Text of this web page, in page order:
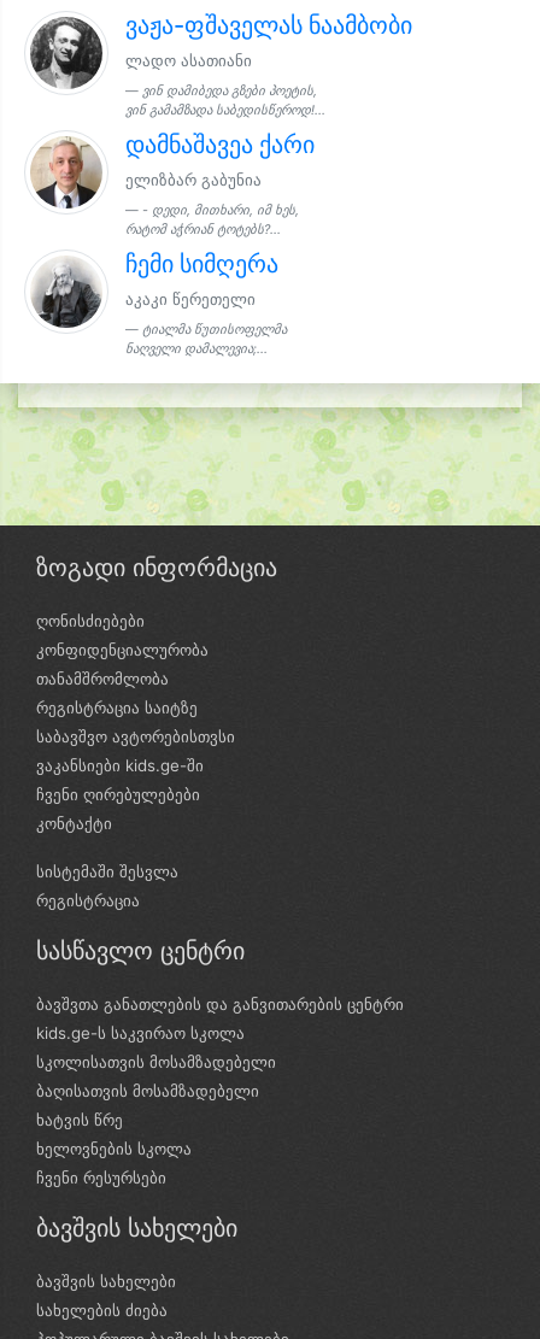
ვაჟა-ფშაველას ნაამბობი
ლადო ასათიანი
ვინ დამიბედა გზები პოეტის,
ვინ გამამზადა საბედისწეროდ!...
დამნაშავეა ქარი
ელიზბარ გაბუნია
- დედი, მითხარი, იმ ხეს,
რატომ აჭრიან ტოტებს?...
ჩემი სიმღერა
აკაკი წერეთელი
ტიალმა წუთისოფელმა
ნაღველი დამალევია;...
ზოგადი ინფორმაცია
ღონისძიებები
კონფიდენციალურობა
თანამშრომლობა
რეგისტრაცია საიტზე
საბავშვო ავტორებისთვსი
ვაკანსიები kids.ge-ში
ჩვენი ღირებულებები
კონტაქტი
სისტემაში შესვლა
რეგისტრაცია
სასწავლო ცენტრი
ბავშვთა განათლების და განვითარების ცენტრი
kids.ge-ს საკვირაო სკოლა
სკოლისათვის მოსამზადებელი
ბაღისათვის მოსამზადებელი
ხატვის წრე
ხელოვნების სკოლა
ჩვენი რესურსები
ბავშვის სახელები
ბავშვის სახელები
სახელების ძიება